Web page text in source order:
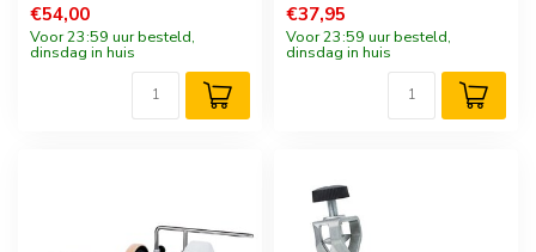
€54,00
Voor 23:59 uur besteld,
dinsdag in huis
€37,95
Voor 23:59 uur besteld,
dinsdag in huis